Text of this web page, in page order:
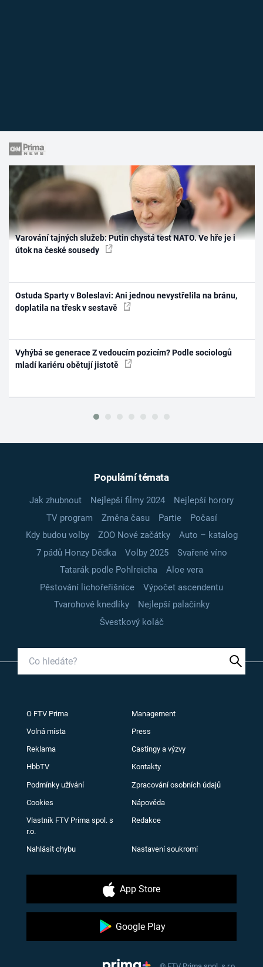
Varování tajných služeb: Putin chystá test NATO. Ve hře je i
útok na české sousedy
Ostuda Sparty v Boleslavi: Ani jednou nevystřelila na bránu,
doplatila na třesk v sestavě
Vyhýbá se generace Z vedoucím pozicím? Podle sociologů
mladí kariéru obětují jistotě
Populární témata
Jak zhubnout Nejlepší filmy 2024
Nejlepší horory
TV program
Změna času Partie
Počasí
Kdy budou volby
ZOO Nové začátky
Auto – katalog
7 pádů Honzy Dědka
Volby 2025
Svařené víno
Tatarák podle Pohlreicha
Aloe vera
Pěstování lichořeřišnice
Výpočet ascendentu
Tvarohové knedlíky
Nejlepší palačinky
Švestkový koláč
O FTV Prima Management
Volná místa Press
Reklama Castingy a výzvy
HbbTV Kontakty
Podmínky užívání Zpracování osobních údajů
Cookies Nápověda
Vlastník FTV Prima spol. s
r.o.
Redakce
Nahlásit chybu Nastavení soukromí
App Store
Google Play